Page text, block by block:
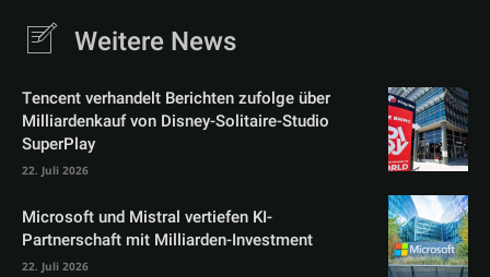
Weitere News
Tencent verhandelt Berichten zufolge über
Milliardenkauf von Disney-Solitaire-Studio
SuperPlay
22. Juli 2026
Microsoft und Mistral vertiefen KI-
Partnerschaft mit Milliarden-Investment
22. Juli 2026